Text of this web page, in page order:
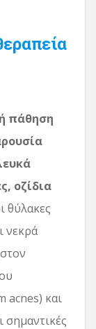
πάθηση
οζίδια
θύλακες
νεκρά
acnes) και
σημαντικές